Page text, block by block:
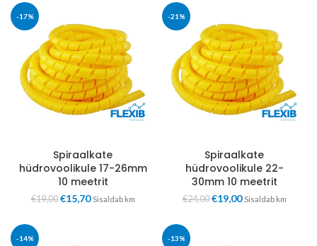
-17%
Spiraalkate
hüdrovoolikule 17-26mm
10 meetrit
€19,00 €15,70 Sisaldab km
-21%
Spiraalkate
hüdrovoolikule 22-
30mm 10 meetrit
€24,00 €19,00 Sisaldab km
-14% -13%